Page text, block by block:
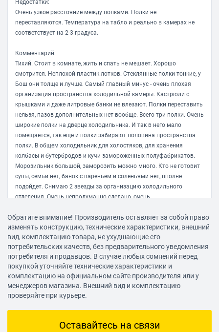
электроэнергии: 18 ч
Мощность замораживания: 13 кг/сутки
Функция Суперзаморозки
3 выдвижных ящика
Дополнительная информация:
Внутренний дисплей (регулирование температуры в
холодильной и морозильной камерах)
Технология All-around Cooling
Сигнал открытой дверцы
Утопленные ручки
Циклопентановая теплоизоляция
Перенавешиваемые дверцы
Цифровой инверторный компрессор
Уровень шума: 40 дБ
Недостатки:
Очень узкое расстояние между полками. Полки не
переставляются. Температура на табло и реально в камерах не
соответствует на 2-3 градуса.
Комментарий:
Тихий. Стоит в комнате, жить и спать не мешает. Хорошо
смотрится. Неплохой пластик лотков. Стеклянные полки тонкие, у
Бош они толще и лучше. Самый главный минус - очень плохая
организация пространства холодильной камеры. Кастрюли с
крышками и даже литровые банки не влезают. Полки переставить
нельзя, пазов дополнительных нет вообще. Всего три полки. Очень
широкие полки на дверце холодильника. И так в него мало
помещается, так еще и полки забирают половина пространства
полки. В общем холодильник для холостяков, для хранения
колбасы и бутербродов и кучи замороженных полуфабрикатов.
Морозильник большой, заморозить можно много. Кто не готовит
супы, семьи нет, банок с вареньем и соленьями нет, вполне
подойдет. Снимаю 2 звезды за организацию холодильного
отделения. Очень непродуманно сделано, очень.
Приходько Юлия
10.11.2018, 22:54
Достоинства:
Очень тихий. Я бы сказала беззвучный!
Недостатки:
Обратите внимание! Производитель оставляет за собой право
изменять конструкцию, технические характеристики, внешний
вид, комплектацию товара, не ухудшающие его
потребительских качеств, без предварительного уведомления
потребителя и продавцов. В случае любых сомнений перед
покупкой уточняйте технические характеристики и
комплектацию на официальном сайте производителя или у
менеджеров магазина. Внешний вид и комплектацию
проверяйте при курьере.
Оставайтесь на связи